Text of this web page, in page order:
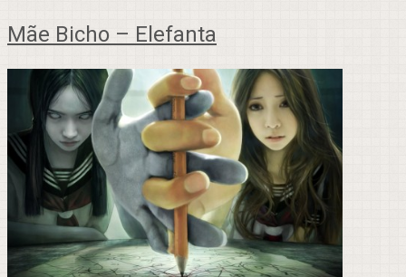
Mãe Bicho – Elefanta